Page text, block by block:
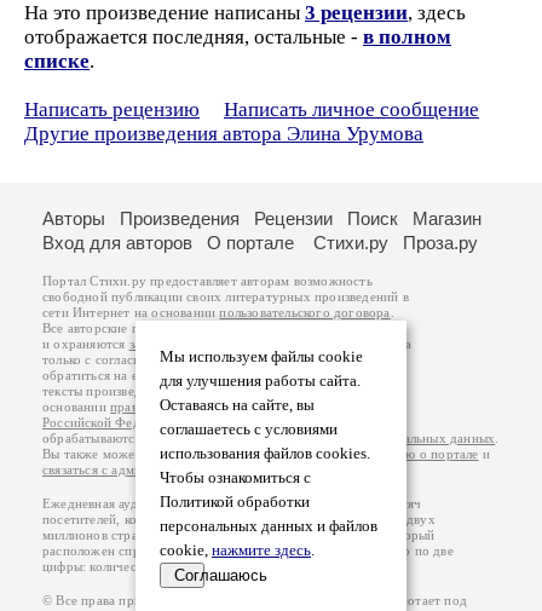
На это произведение написаны 3 рецензии, здесь
отображается последняя, остальные - в полном
списке.
Написать рецензию
Написать личное сообщение
Другие произведения автора Элина Урумова
Мы используем файлы cookie
для улучшения работы сайта.
Оставаясь на сайте, вы
соглашаетесь с условиями
использования файлов cookies.
Чтобы ознакомиться с
Политикой обработки
персональных данных и файлов
cookie, нажмите здесь.
Соглашаюсь
Авторы Произведения Рецензии Поиск
Магазин
Вход для авторов
О портале Стихи.ру Проза.ру
Портал Стихи.ру предоставляет авторам возможность
свободной публикации своих литературных произведений в
сети Интернет на основаниипользовательского договора
Все авторские права на произведения принадлежат авторам
и охраняются законом
. Перепечатка произведений возможна
только с согласия его автора, к которому вы можете
обратиться на его авторской странице. Ответственность за
тексты произведений авторы несут самостоятельно на
основанииправил публикацииизаконодательства
Российской Федерации
обрабатываются на основанииПолитики обработки персональных данных
Вы также можете посмотреть более подробнуюинформацию о портале и
связаться с администрацией
Ежедневная аудитория портала Стихи.ру – порядка 200 тысяч
посетителей, которые в общей сумме просматривают более двух
миллионов страниц по данным счетчика посещаемости, который
расположен справа от этого текста. В каждой графе указано по две
цифры: количество просмотров и количество посетителей.
© Все права принадлежат авторам, 2000-2026. Портал работает под